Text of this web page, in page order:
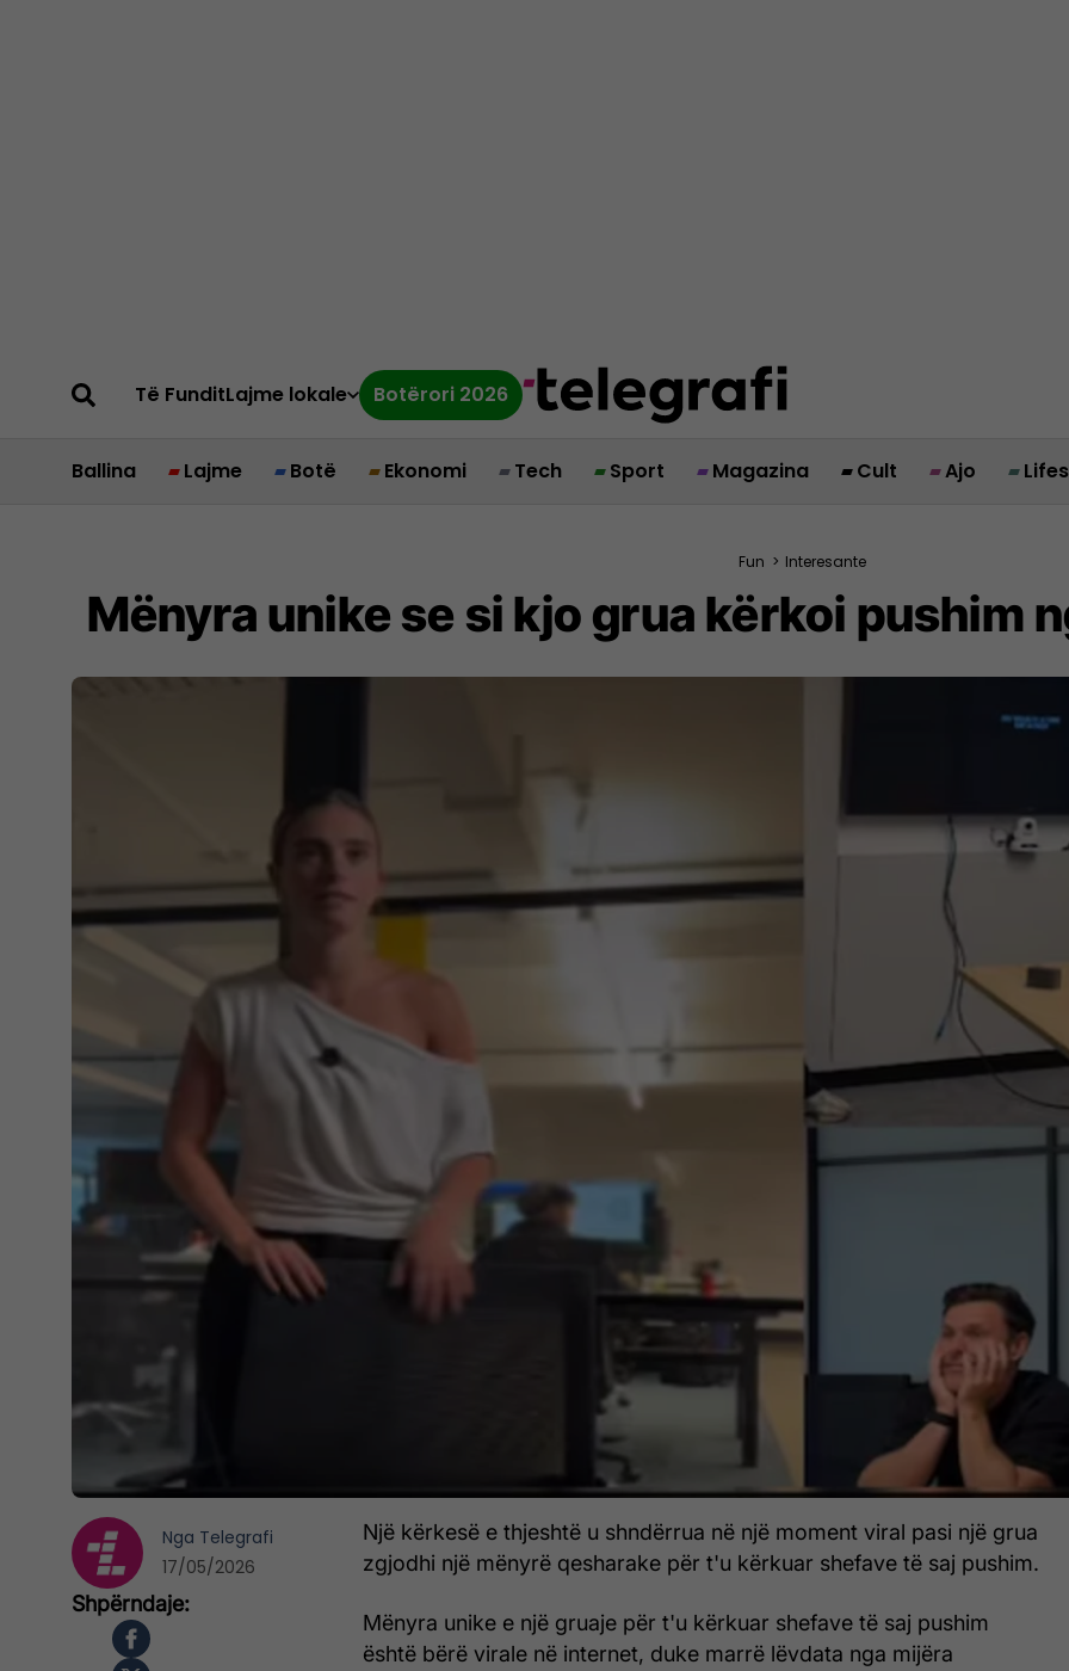
Të FunditLajme lokale Botërori 2026
Ballina Lajme Botë Ekonomi Tech Sport Magazina Cult Ajo
Fun > Interesante
Mënyra unike se si kjo grua kërkoi pushim
Një kërkesë e thjeshtë u shndërrua në një moment viral pasi një grua
zgjodhi një mënyrë qesharake për t'u kërkuar shefave të saj pushim.
Mënyra unike e një gruaje për t'u kërkuar shefave të saj pushim
është bërë virale në internet, duke marrë lëvdata nga mijëra
Nga Telegrafi
17/05/2026